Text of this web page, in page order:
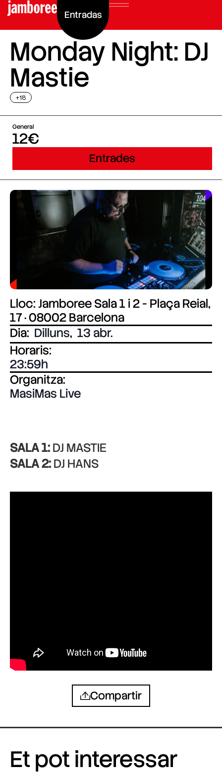
Entradas
Monday Night: DJ
Mastie
+18
General
12€
Entrades
Lloc: Jamboree Sala 1 i 2 - Plaça Reial,
17 · 08002 Barcelona
Dia: Dilluns, 13 abr.
Horaris:
23:59
Organitza:
MasiMas Live
SALA 1:DJ MASTIE
SALA 2:DJ HANS
Compartir
Et pot interessar